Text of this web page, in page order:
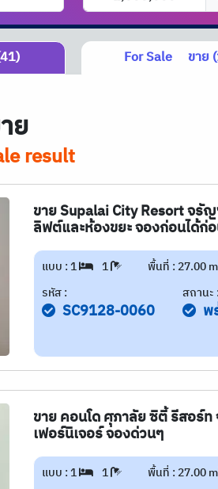
For Sale ขาย
ย
result
ขาย Supalai City Resort จรั
ลิฟต์และห้องขยะ จองก่อนได้ก่
แบบ : 1 1 พื้นที่ : 27.00 m
รหัส :
SC9128-0060
สถานะ :
พ
ขาย คอนโด ศุภาลัย ซิตี้ รีสอร์
เฟอร์นิเจอร์ จองด่วนๆ
แบบ : 1 1 พื้นที่ : 27.00 m